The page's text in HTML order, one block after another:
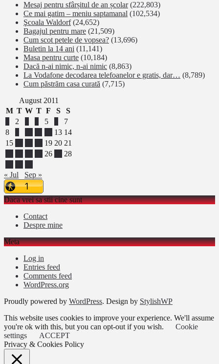
Mesaj pentru sfârșitul de an școlar (222,803)
Ce mai gatim – meniu saptamanal (102,534)
Şcoala Waldorf (24,652)
Bagajul pentru mare (21,509)
Cum scot petele de vopsea? (13,696)
Buletin la 14 ani (11,141)
Masa pentru curte (10,184)
Dacă n-ai nimic, n-ai nimic (8,863)
La Vodafone decodarea telefoanelor e gratis, dar… (8,789)
Cum păstrăm casa curată (7,715)
August 2011
M T W T F S
S
2 5
7
8
13 14
15
19 20 21
26
28
« Jul
Sep »
Daca vrei sa stii cine sunt
Contact
Despre mine
Meta
Log in
Entries feed
Comments feed
WordPress.org
Proudly powered by WordPress. Design by StylishWP
This website uses cookies to improve your experience. We'll assume
you're ok with this, but you can opt-out if you wish.
Cookie
settings
ACCEPT
Privacy & Cookies Policy